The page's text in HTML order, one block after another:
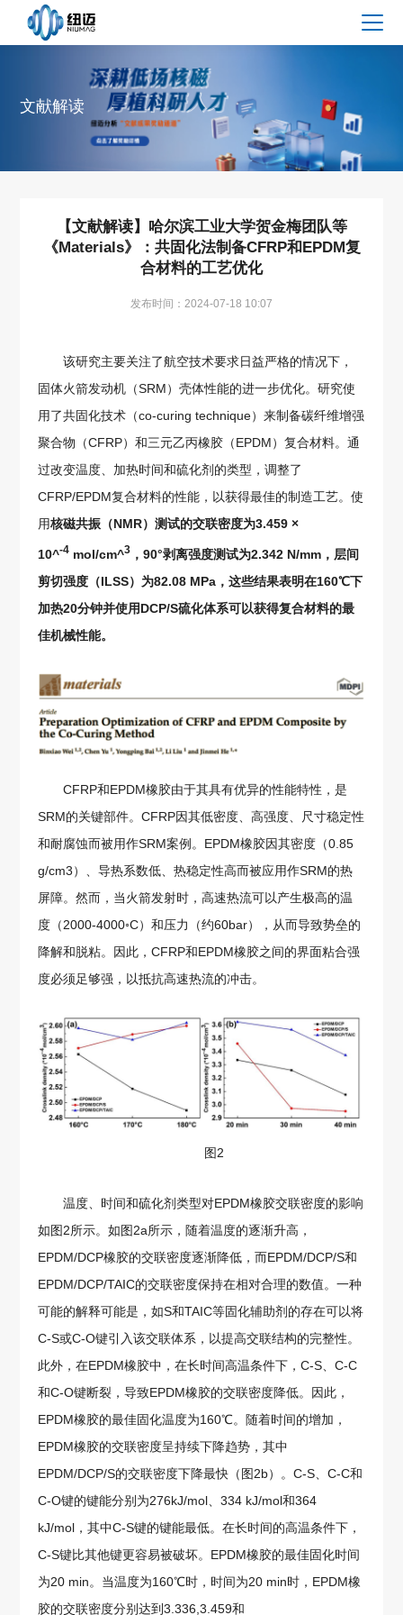
文献解读
【文献解读】哈尔滨工业大学贺金梅团队等
《Materials》：共固化法制备CFRP和EPDM复
合材料的工艺优化
发布时间：2024-07-18 10:07
该研究主要关注了航空技术要求日益严格的情况下，
固体火箭发动机（SRM）壳体性能的进一步优化。研究使
用了共固化技术（co-curing technique）来制备碳纤维增强
聚合物（CFRP）和三元乙丙橡胶（EPDM）复合材料。通
过改变温度、加热时间和硫化剂的类型，调整了
CFRP/EPDM复合材料的性能，以获得最佳的制造工艺。使
用核磁共振（NMR）测试的交联密度为3.459 ×
10^-4 mol/cm^3 ，90°剥离强度测试为2.342 N/mm，层间
剪切强度（ILSS）为82.08 MPa，这些结果表明在160℃下
加热20分钟并使用DCP/S硫化体系可以获得复合材料的最
佳机械性能。
CFRP和EPDM橡胶由于其具有优异的性能特性，是
SRM的关键部件。CFRP因其低密度、高强度、尺寸稳定性
和耐腐蚀而被用作SRM案例。EPDM橡胶因其密度（0.85
g/cm3）、导热系数低、热稳定性高而被应用作SRM的热
屏障。然而，当火箭发射时，高速热流可以产生极高的温
度（2000-4000◦C）和压力（约60bar），从而导致势垒的
降解和脱粘。因此，CFRP和EPDM橡胶之间的界面粘合强
度必须足够强，以抵抗高速热流的冲击。
图2
温度、时间和硫化剂类型对EPDM橡胶交联密度的影响
如图2所示。如图2a所示，随着温度的逐渐升高，
EPDM/DCP橡胶的交联密度逐渐降低，而EPDM/DCP/S和
EPDM/DCP/TAIC的交联密度保持在相对合理的数值。一种
可能的解释可能是，如S和TAIC等固化辅助剂的存在可以将
C-S或C-O键引入该交联体系，以提高交联结构的完整性。
此外，在EPDM橡胶中，在长时间高温条件下，C-S、C-C
和C-O键断裂，导致EPDM橡胶的交联密度降低。因此，
EPDM橡胶的最佳固化温度为160℃。随着时间的增加，
EPDM橡胶的交联密度呈持续下降趋势，其中
EPDM/DCP/S的交联密度下降最快（图2b）。C-S、C-C和
C-O键的键能分别为276kJ/mol、334 kJ/mol和364
kJ/mol，其中C-S键的键能最低。在长时间的高温条件下，
C-S键比其他键更容易被破坏。EPDM橡胶的最佳固化时间
为20 min。当温度为160℃时，时间为20 min时，EPDM橡
胶的交联密度分别达到3.336,3.459和